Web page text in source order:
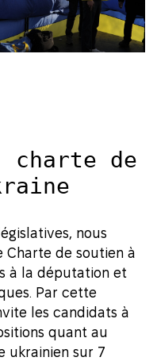
de
nous
Charte de soutien à
à la députation et
Par cette
les candidats à
quant au
ukrainien sur 7